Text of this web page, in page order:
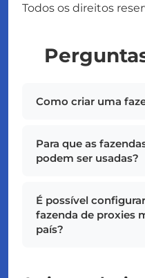
Todos os direitos
Como criar uma
Para que as
podem ser usadas?
É possível
fazenda de proxies
país?